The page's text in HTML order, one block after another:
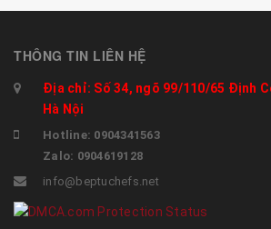
THÔNG TIN LIÊN HỆ
Địa chỉ: Số 34, ngõ 99/110/65 Định
Hà Nội
Hotline: 0904341563
Zalo: 0904619128
info@beptuchefs.net